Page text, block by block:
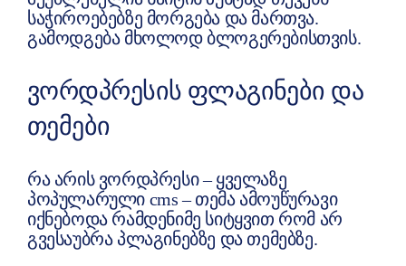
საჭიროებებზე მორგება და მართვა.
გამოდგება მხოლოდ ბლოგერებისთვის.
ᲕᲝᲠᲓᲞᲠᲔᲡᲘᲡ ᲤᲚᲐᲒᲘᲜᲔᲑᲘ ᲓᲐ
ᲗᲔᲛᲔᲑᲘ
რა არის ვორდპრესი – ყველაზე
პოპულარული cms – თემა ამოუწურავი
იქნებოდა რამდენიმე სიტყვით რომ არ
გვესაუბრა პლაგინებზე და თემებზე.